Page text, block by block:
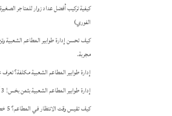
كيفية تركيب أفضل عداد زوار للمتاجر
الفوري)
مجربة.
إدارة طوابير المطاعم الشعبية مكلفة؟ تعرف على 3 طرق
إدارة طوابير المطاعم الشعبية بثمن بخس! 3 أدوات مجانية تعمل كالسحر